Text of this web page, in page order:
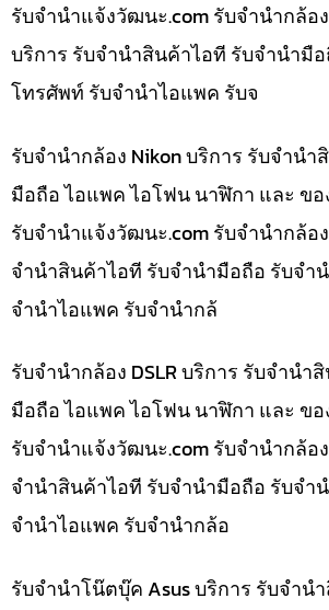
รับจํานําแจ้งวัฒนะ.com รับจำนำกล้อ
บริการ รับจำนำสินค้าไอที รับจำนำมื
โทรศัพท์ รับจำนำไอแพค รับจ
รับจำนำกล้อง Nikon บริการ รับจำน
มือถือ ไอแพค ไอโฟน นาฬิกา และ ข
รับจํานําแจ้งวัฒนะ.com รับจำนำกล้อ
จำนำสินค้าไอที รับจำนำมือถือ รับจำ
จำนำไอแพค รับจำนำกล้
รับจำนำกล้อง DSLR บริการ รับจำนำ
มือถือ ไอแพค ไอโฟน นาฬิกา และ ข
รับจํานําแจ้งวัฒนะ.com รับจำนำกล้อง
จำนำสินค้าไอที รับจำนำมือถือ รับจำ
จำนำไอแพค รับจำนำกล้อ
รับจำนำโน๊ตบุ๊ค Asus บริการ รับจำน